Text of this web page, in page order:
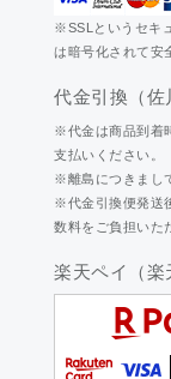
※SSLというセキ
は暗号化されて安
代金引換（佐
※代金は商品到着
支払いください。
※離島につきまし
※代金引換便発送
数料をご負担いた
楽天ペイ（楽